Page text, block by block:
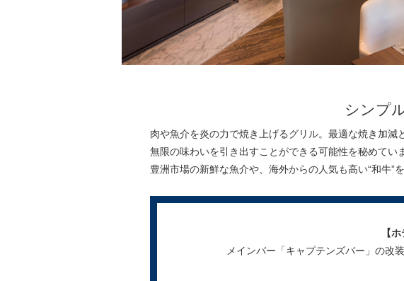
シンプ
肉や魚介を炎の力で焼き上げるグリル。最適な焼き加
無限の味わいを引き出すことができる可能性を秘めて
豊洲市場の新鮮な魚介や、海外からの人気も高い“和牛
【
メインバー「キャプテンズバー」の改